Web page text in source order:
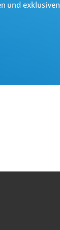
und exklusiven